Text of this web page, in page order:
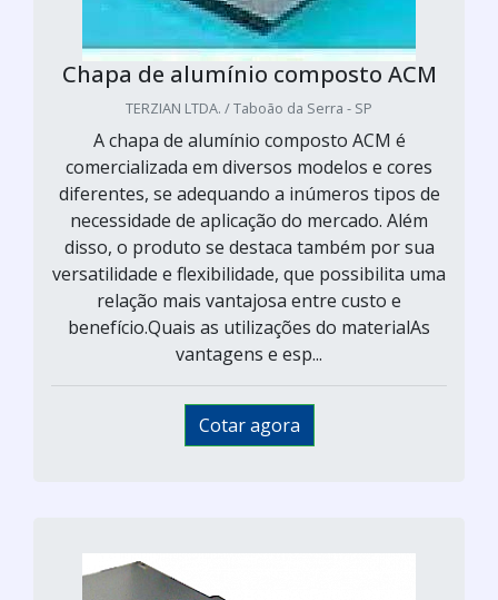
Chapa de alumínio composto ACM
TERZIAN LTDA. / Taboão da Serra - SP
A chapa de alumínio composto ACM é
comercializada em diversos modelos e cores
diferentes, se adequando a inúmeros tipos de
necessidade de aplicação do mercado. Além
disso, o produto se destaca também por sua
versatilidade e flexibilidade, que possibilita uma
relação mais vantajosa entre custo e
benefício.Quais as utilizações do materialAs
vantagens e esp...
Cotar agora